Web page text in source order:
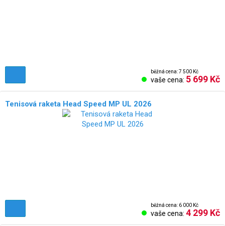
běžná cena: 7 500 Kč
vaše cena: 5 699 Kč
Tenisová raketa Head Speed MP UL 2026
běžná cena: 6 000 Kč
vaše cena: 4 299 Kč